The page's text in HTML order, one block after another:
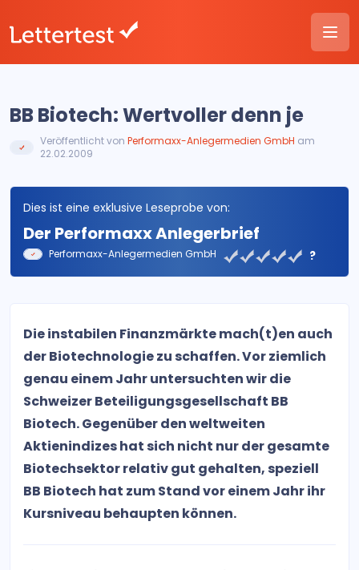
BB Biotech: Wertvoller denn je
Veröffentlicht vonPerformaxx-Anlegermedien GmbH am
22.02.2009
Dies ist eine exklusive Leseprobe von:
Der Performaxx Anlegerbrief
Performaxx-Anlegermedien GmbH ?
Die instabilen Finanzmärkte mach(t)en auch
der Biotechnologie zu schaffen. Vor ziemlich
genau einem Jahr untersuchten wir die
Schweizer Beteiligungsgesellschaft BB
Biotech. Gegenüber den weltweiten
Aktienindizes hat sich nicht nur der gesamte
Biotechsektor relativ gut gehalten, speziell
BB Biotech hat zum Stand vor einem Jahr ihr
Kursniveau behaupten können.